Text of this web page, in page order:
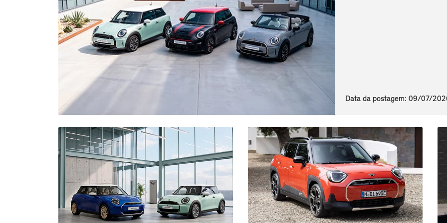
Data da postagem: 09/07/